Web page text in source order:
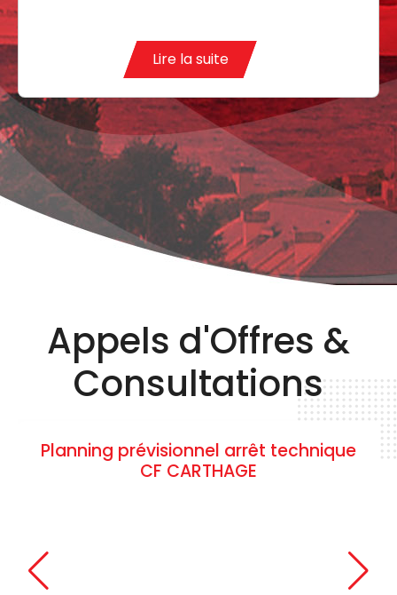
Appels d'Offres &
Consultations
Appel d’offres national n°07/2025-
Report de l’horaire d’ouverture des